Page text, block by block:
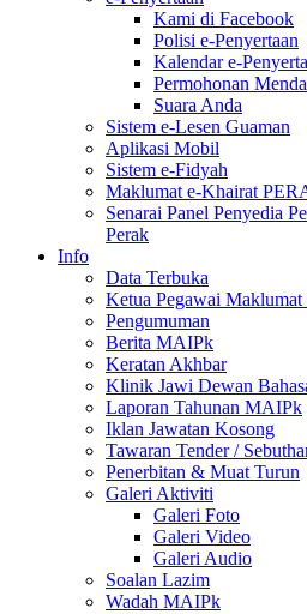
Kami di Facebook
Polisi e-Penyertaan
Kalendar e-
Permohonan
Suara Anda
Sistem e-Lesen Guaman
Aplikasi Mobil
Sistem e-Fidyah
Maklumat e-Khairat
Senarai Panel Penyedia
Perak
Info
Data Terbuka
Ketua Pegawai
Pengumuman
Berita MAIPk
Keratan Akhbar
Klinik Jawi Dewan
Laporan Tahunan MAIPk
Iklan Jawatan Kosong
Tawaran Tender /
Penerbitan & Muat Turun
Galeri Aktiviti
Galeri Foto
Galeri Video
Galeri Audio
Soalan Lazim
Wadah MAIPk